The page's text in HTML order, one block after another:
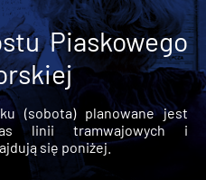
Piaskowego
(sobota) planowane jest
linii tramwajowych i
się poniżej.